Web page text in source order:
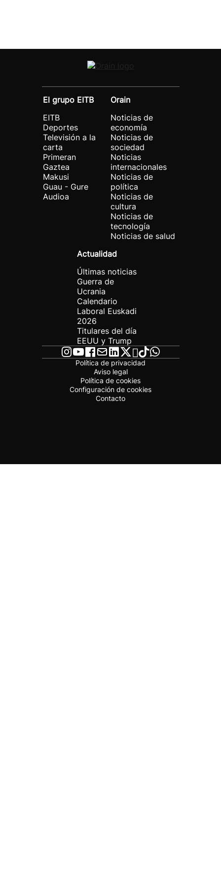
El grupo EITB
EITB
Deportes
Televisión a la
carta
Primeran
Gaztea
Makusi
Guau - Gure
Audioa
Orain
Noticias de
economía
Noticias de
sociedad
Noticias
internacionales
Noticias de
política
Noticias de
cultura
Noticias de
tecnología
Noticias de salud
Actualidad
Últimas noticias
Guerra de
Ucrania
Calendario
Laboral Euskadi
2026
Titulares del día
EEUU y Trump
Política de privacidad
Aviso legal
Política de cookies
Configuración de cookies
Contacto